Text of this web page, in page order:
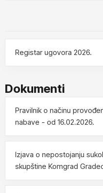
POSTOJEĆE
23.03.2023.
Nabava usluga nadzor
Projekt tržnice u
03.03.2023.
Registar ugovora 2026.
Dokumenti
Pravilnik o načinu
nabave - od 16.02.2026.
Izjava o nepostojanju
skupštine Komgrad